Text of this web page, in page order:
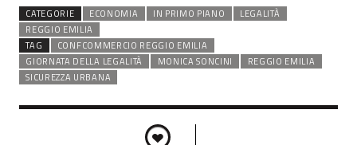
CATEGORIE ECONOMIA IN PRIMO PIANO
LEGALITÀ
REGGIO EMILIA
TAG
CONFCOMMERCIO REGGIO EMILIA
GIORNATA DELLA LEGALITÀ
MONICA SONCINI
REGGIO EMILIA
SICUREZZA URBANA